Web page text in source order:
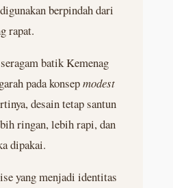
berpindah dari
rapat.
batik Kemenag
pada konsepmodest
desain tetap santun
ringan, lebih rapi, dan
dipakai.
yang menjadi identitas